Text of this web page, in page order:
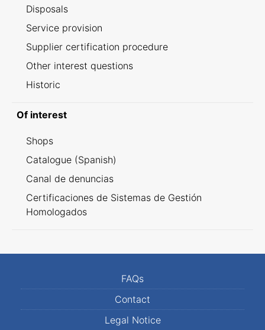
Disposals
Service provision
Supplier certification procedure
Other interest questions
Historic
Of interest
Shops
Catalogue (Spanish)
Canal de denuncias
Certificaciones de Sistemas de Gestión
Homologados
FAQs
Contact
Legal Notice